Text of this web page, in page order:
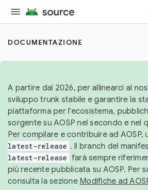
DOCUMENTAZIONE
A partire dal 2026, per allinearci al
sviluppo trunk stabile e garantire la
piattaforma per l'ecosistema,
sorgente su AOSP nel secondo e nel
Per compilare e contribuire ad AOSP,
latest-release . Il branch del
latest-release farà sempre
più recente pubblicata su AOSP. Per
consulta la sezione Modifiche ad